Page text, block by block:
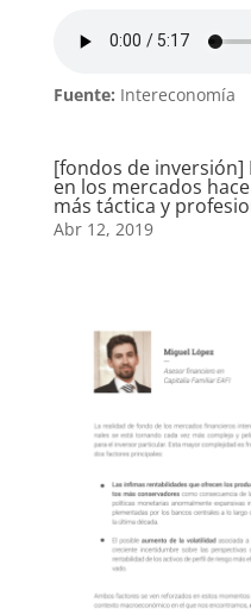
Fuente: Intereconomía
[fondos de inversión]
en los mercados
más táctica y
Abr 12, 2019